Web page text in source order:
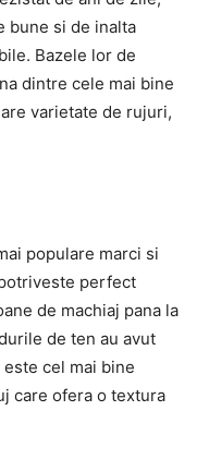
bune si de inalta
Bazele lor de
dintre cele mai bine
varietate de rujuri,
populare marci si
perfect
de machiaj pana la
de ten au avut
cel mai bine
care ofera o textura